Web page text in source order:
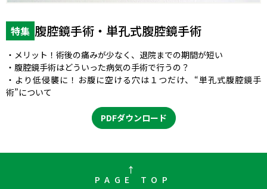
特集 腹腔鏡手術・単孔式腹腔鏡手術
・メリット！術後の痛みが少なく、退院までの期間が短い
・腹腔鏡手術はどういった病気の手術で行うの？
・より低侵襲に！お腹に空ける穴は１つだけ、“単孔式腹腔鏡手
術”について
PDFダウンロード
PAGE TOP